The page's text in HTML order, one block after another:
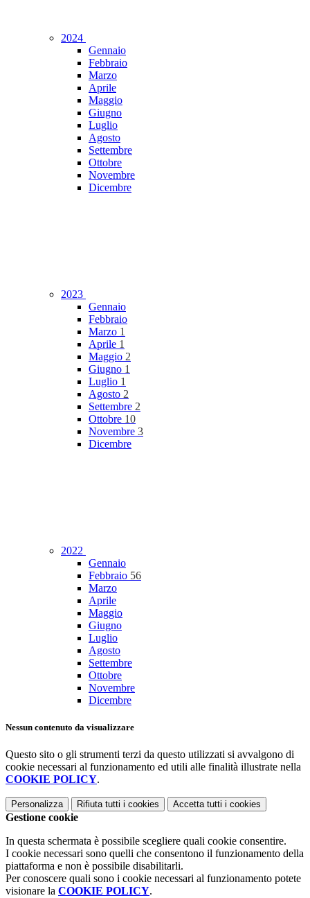
2024
Gennaio
Febbraio
Marzo
Aprile
Maggio
Giugno
Luglio
Agosto
Settembre
Ottobre
Novembre
Dicembre
2023
Gennaio
Febbraio
Marzo 1
Aprile 1
Maggio 2
Giugno 1
Luglio 1
Agosto 2
Settembre 2
Ottobre 10
Novembre 3
Dicembre
2022
Gennaio
Febbraio 56
Marzo
Aprile
Maggio
Giugno
Luglio
Agosto
Settembre
Ottobre
Novembre
Dicembre
Nessun contenuto da visualizzare
Questo sito o gli strumenti terzi da questo utilizzati si avvalgono di
cookie necessari al funzionamento ed utili alle finalità illustrate nella
COOKIE POLICY.
Personalizza Rifiuta tutti i cookies Accetta tutti i cookies
Gestione cookie
In questa schermata è possibile scegliere quali cookie consentire.
I cookie necessari sono quelli che consentono il funzionamento della
piattaforma e non è possibile disabilitarli.
Per conoscere quali sono i cookie necessari al funzionamento potete
visionare la COOKIE POLICY.